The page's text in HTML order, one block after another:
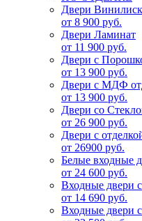
Двери
от 8 900 руб.
Двери Ламинат
от 11 900 руб.
Двери с
от 13 900 руб.
Двери с МДФ
от 13 900 руб.
Двери со
от 26 900 руб.
Двери с
от 26900 руб.
Белые входные
от 24 600 руб.
Входные двери
от 14 690 руб.
Входные двери